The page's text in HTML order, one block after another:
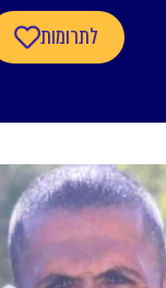
לתרומות